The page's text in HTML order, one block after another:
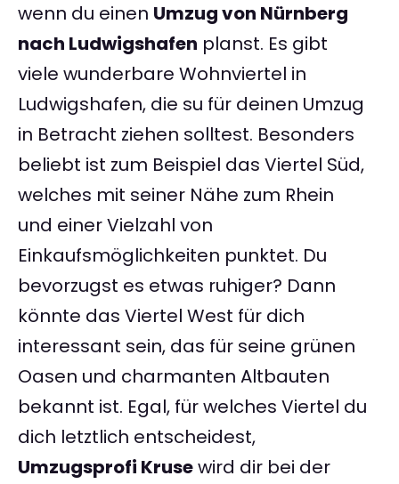
wenn du einen Umzug von Nürnberg
nach Ludwigshafen planst. Es gibt
viele wunderbare Wohnviertel in
Ludwigshafen, die su für deinen Umzug
in Betracht ziehen solltest. Besonders
beliebt ist zum Beispiel das Viertel Süd,
welches mit seiner Nähe zum Rhein
und einer Vielzahl von
Einkaufsmöglichkeiten punktet. Du
bevorzugst es etwas ruhiger? Dann
könnte das Viertel West für dich
interessant sein, das für seine grünen
Oasen und charmanten Altbauten
bekannt ist. Egal, für welches Viertel du
dich letztlich entscheidest,
Umzugsprofi Krusewird dir bei der